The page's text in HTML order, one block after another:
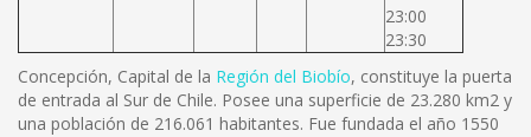
23:00
23:30
Concepción, Capital de la Región del Biobío, constituye la puerta
de entrada al Sur de Chile. Posee una superficie de 23.280 km2 y
una población de 216.061 habitantes. Fue fundada el año 1550